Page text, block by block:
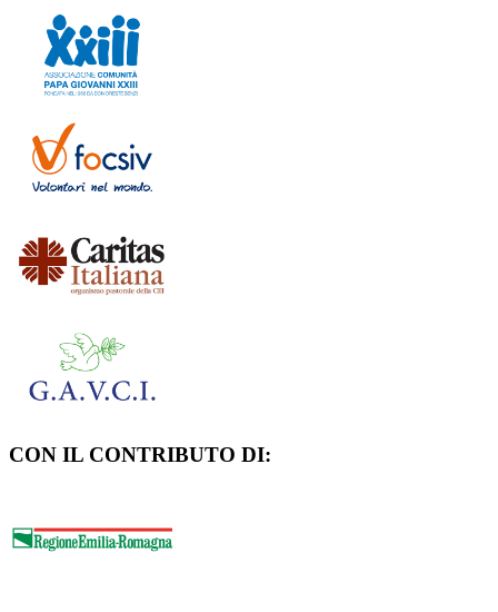
CON IL CONTRIBUTO DI: